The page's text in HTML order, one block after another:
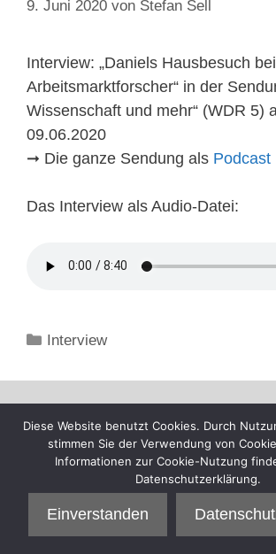
9. Juni 2020 von Stefan Sell
Interview: „Daniels Hausbesuch
Arbeitsmarktforscher“ in der
Wissenschaft und mehr“ (WDR 5)
09.06.2020
➞ Die ganze Sendung als Podcast
Das Interview als Audio-Datei:
Kategorien
Interview
Diese Website benutzt Cookies. Durch
stimmen Sie der Verwendung von
Informationen zur Cookie-Nutzung
Datenschutzerklärung.
Einverstanden